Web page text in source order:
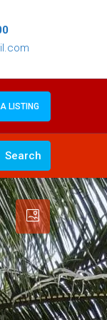
LISTING
Search